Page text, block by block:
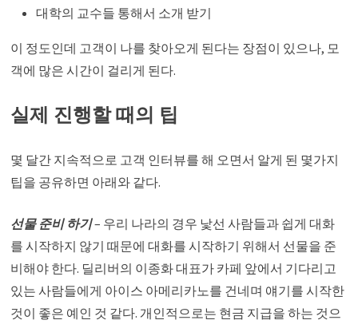
대학의 교수들 통해서 소개 받기
이 정도인데 고객이 나를 찾아오게 된다는 장점이 있으나, 모
객에 많은 시간이 걸리게 된다.
실제 진행할 때의 팁
몇 달간 지속적으로 고객 인터뷰를 해 오면서 알게 된 몇가지
팁을 공유하면 아래와 같다.
선물 준비 하기– 우리 나라의 경우 낯선 사람들과 쉽게 대화
를 시작하지 않기 때문에 대화를 시작하기 위해서 선물을 준
비해야 한다. 딜리버의 이종화 대표가 카페 앞에서 기다리고
있는 사람들에게 아이스 아메리카노를 건네며 얘기를 시작한
것이 좋은 예인 것 같다. 개인적으로는 현금 지급을 하는 것으